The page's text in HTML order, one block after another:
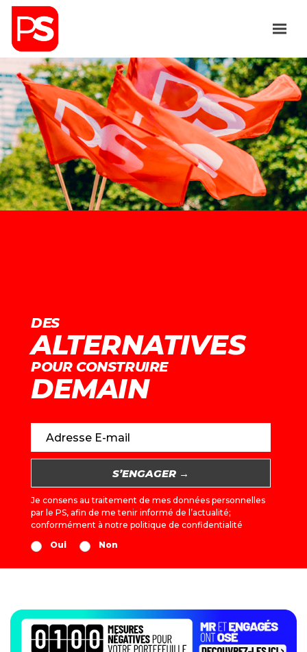
DES
ALTERNATIVES
POUR CONSTRUIRE
DEMAIN
Adresse E-mail
Je consens au traitement de mes données personnelles
par le PS, afin de me tenir informé de l’actualité;
conformément à notre politique de confidentialité
Oui
Non